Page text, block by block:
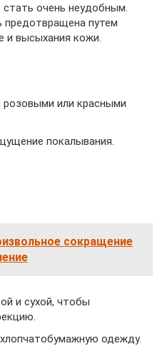
очень неудобным.
путем
и высыхания кожи.
или красными
покалывания.
сокращение
и сухой, чтобы
одежду.